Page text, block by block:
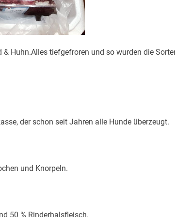
Huhn.Alles tiefgefroren und so wurden die
der schon seit Jahren alle Hunde überzeugt.
und Knorpeln.
50 % Rinderhalsfleisch.